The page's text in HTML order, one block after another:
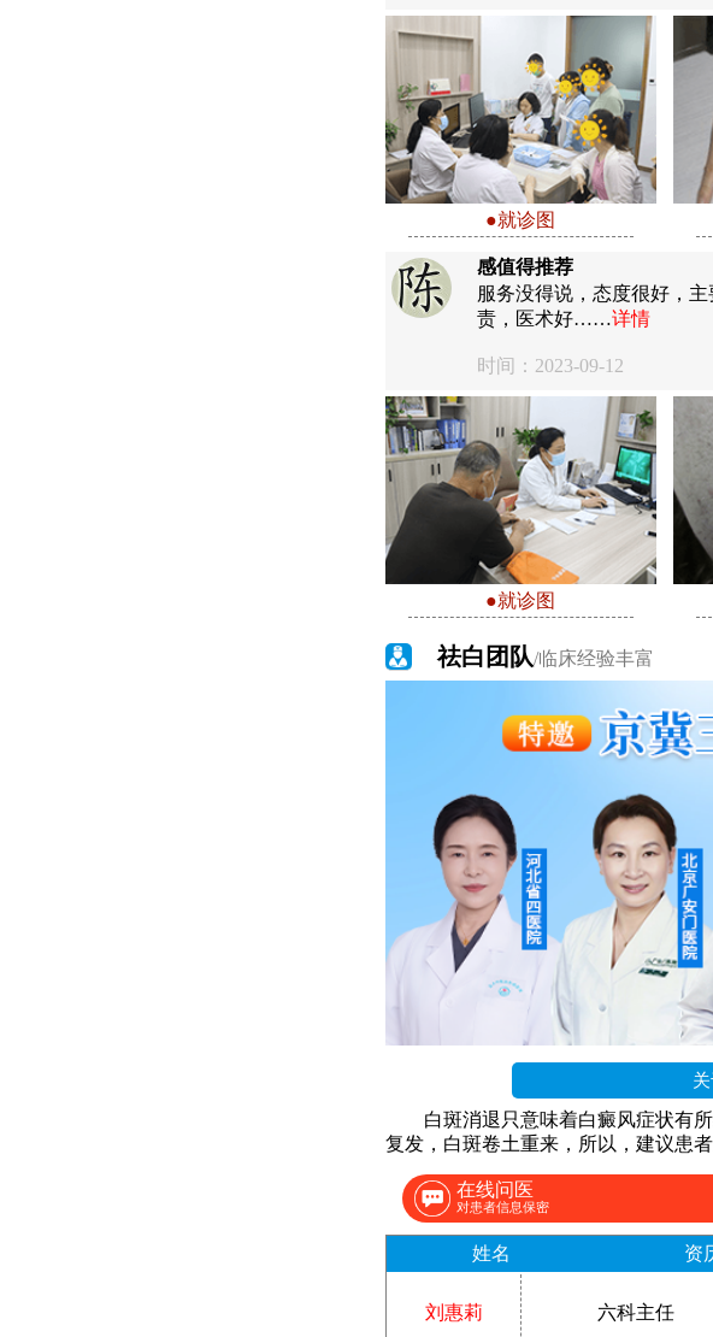
●就诊图
感值得推荐
服务没得说，态度很好，
责，医术好……详情
时间：2023-09-12
●就诊图
祛白团队/临床经验丰富
白斑消退只意味着白癜风症状有
复发，白斑卷土重来，所以，建议患
在线问医
对患者信息保密
姓名 资
刘惠莉 六科主任